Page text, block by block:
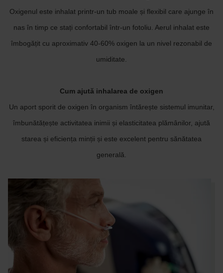
Oxigenul este inhalat printr-un tub moale și flexibil care ajunge în
nas în timp ce stați confortabil într-un fotoliu. Aerul inhalat este
îmbogățit cu aproximativ 40-60% oxigen la un nivel rezonabil de
umiditate.
Cum ajută inhalarea de oxigen
Un aport sporit de oxigen în organism întărește sistemul imunitar,
îmbunătățește activitatea inimii și elasticitatea plămânilor, ajută
starea și eficiența minții și este excelent pentru sănătatea
generală.